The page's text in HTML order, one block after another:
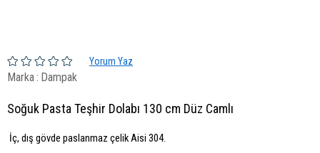
Yorum Yaz
Marka : Dampak
Soğuk Pasta Teşhir Dolabı 130 cm Düz Camlı
İç, dış gövde paslanmaz çelik Aisi 304.